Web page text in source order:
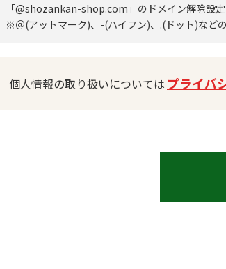
「@shozankan-shop.com」のドメイン解除設定
※＠(アットマーク)、-(ハイフン)、.(ドット)などの
個人情報の取り扱いについては プライバ